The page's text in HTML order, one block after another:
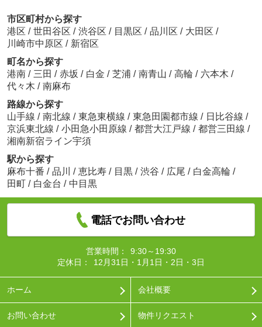
市区町村から探す
港区 / 世田谷区 / 渋谷区 / 目黒区 / 品川区 / 大田区 /
川崎市中原区 / 新宿区
町名から探す
港南 / 三田 / 赤坂 / 白金 / 芝浦 / 南青山 / 高輪 / 六本木 /
代々木 / 南麻布
路線から探す
山手線 / 南北線 / 東急東横線 / 東急田園都市線 / 日比谷線 /
京浜東北線 / 小田急小田原線 / 都営大江戸線 / 都営三田線 /
湘南新宿ライン宇須
駅から探す
麻布十番 / 品川 / 恵比寿 / 目黒 / 渋谷 / 広尾 / 白金高輪 /
田町 / 白金台 / 中目黒
電話でお問い合わせ
営業時間：
9:30～19:30
定休日：
12月31日・1月1日・2日・3日
ホーム 会社概要
お問い合わせ 物件リクエスト